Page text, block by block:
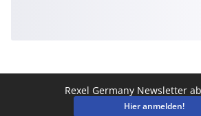
Rexel Germany Newsletter
Hier anmelden!